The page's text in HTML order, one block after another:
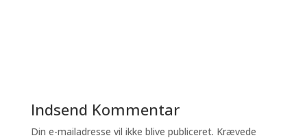
Indsend Kommentar
Din e-mailadresse vil ikke blive publiceret. Krævede